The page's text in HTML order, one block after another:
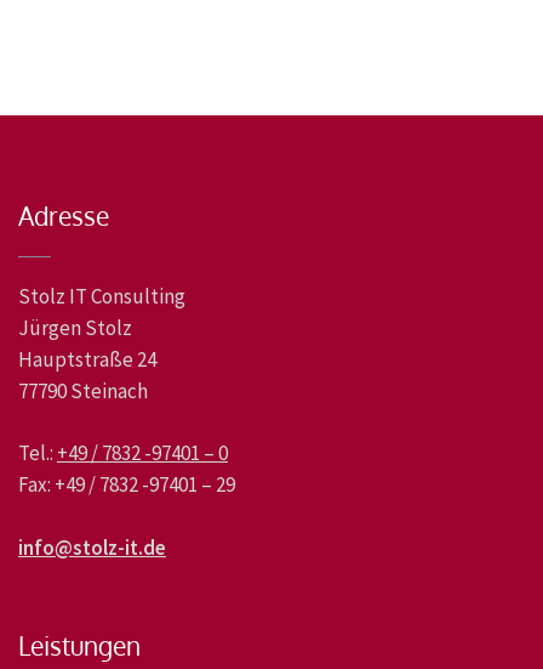
Adresse
Stolz IT Consulting
Jürgen Stolz
Hauptstraße 24
77790 Steinach
Tel.: +49 / 7832 -97401 – 0
Fax: +49 / 7832 -97401 – 29
info@stolz-it.de
Leistungen